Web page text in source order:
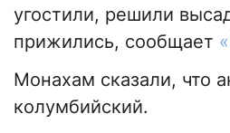
угостили, решили
прижились, сообщает
Монахам сказали, что
колумбийский.